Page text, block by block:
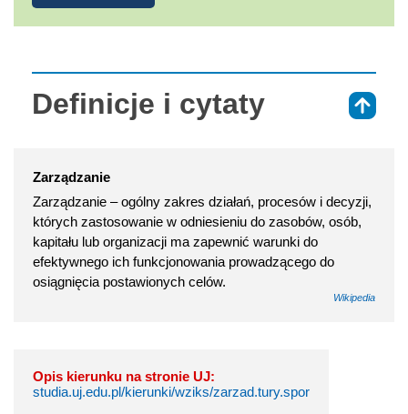
Definicje i cytaty
Zarządzanie
Zarządzanie – ogólny zakres działań, procesów i decyzji,
których zastosowanie w odniesieniu do zasobów, osób,
kapitału lub organizacji ma zapewnić warunki do
efektywnego ich funkcjonowania prowadzącego do
osiągnięcia postawionych celów.
Wikipedia
Opis kierunku na stronie UJ:
studia.uj.edu.pl/kierunki/wziks/zarzad.tury.spor